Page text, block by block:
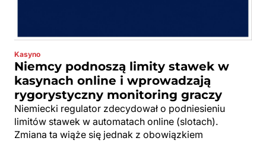
Kasyno
Niemcy podnoszą limity stawek w
kasynach online i wprowadzają
rygorystyczny monitoring graczy
Niemiecki regulator zdecydował o podniesieniu
limitów stawek w automatach online (slotach).
Zmiana ta wiąże się jednak z obowiązkiem